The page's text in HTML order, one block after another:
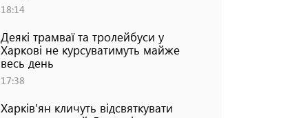
18:14
Деякі трамваї та тролейбуси у
Харкові не курсуватимуть майже
весь день
17:38
Харків'ян кличуть відсвяткувати